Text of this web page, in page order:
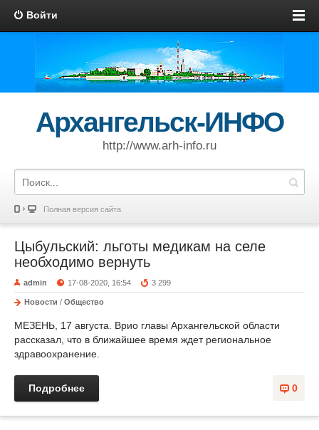
Войти
Архангельск-ИНФО
http://www.arh-info.ru
Полная версия сайта
Цыбульский: льготы медикам на селе
необходимо вернуть
admin 17-08-2020, 16:54 3 299
Новости / Общество
МЕЗЕНЬ, 17 августа. Врио главы Архангельской области
рассказал, что в ближайшее время ждет региональное
здравоохранение.
0
Подробнее